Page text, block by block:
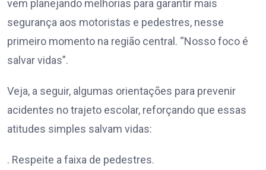
vem planejando melhorias para garantir mais
segurança aos motoristas e pedestres, nesse
primeiro momento na região central. “Nosso foco é
salvar vidas”.
Veja, a seguir, algumas orientações para prevenir
acidentes no trajeto escolar, reforçando que essas
atitudes simples salvam vidas:
. Respeite a faixa de pedestres.